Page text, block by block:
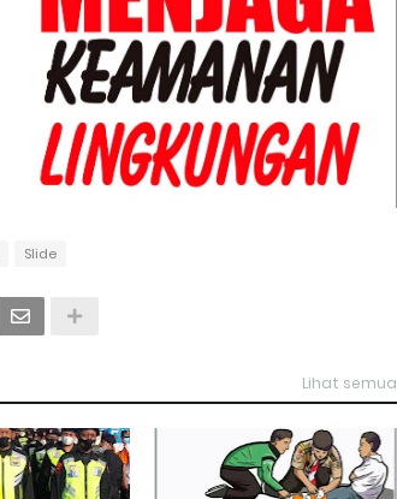
Slide
Lihat semua